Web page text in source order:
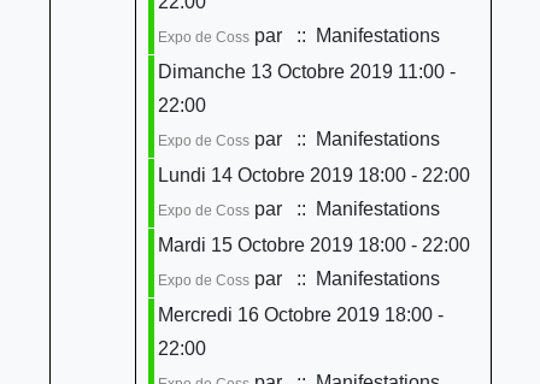
Expo de Cosspar
:: Manifestations
Dimanche 13 Octobre 2019 11:00 -
22:00
Expo de Cosspar
:: Manifestations
Lundi 14 Octobre 2019 18:00 - 22:00
Expo de Cosspar
:: Manifestations
Mardi 15 Octobre 2019 18:00 - 22:00
Expo de Cosspar
:: Manifestations
Mercredi 16 Octobre 2019 18:00 -
22:00